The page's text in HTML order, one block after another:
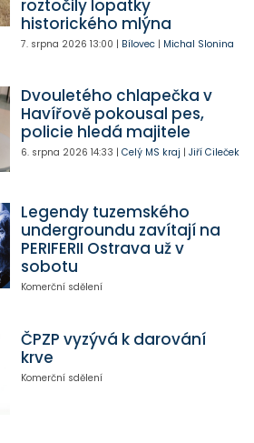
roztočily lopatky
historického mlýna
7. srpna 2026 13:00 | Bílovec| Michal Slonina
Dvouletého chlapečka v
Havířově pokousal pes,
policie hledá majitele
6. srpna 2026 14:33 | Celý MS kraj | Jiří Cileček
Legendy tuzemského
undergroundu zavítají na
PERIFERII Ostrava už v
sobotu
Komerční sdělení
ČPZP vyzývá k darování
krve
Komerční sdělení